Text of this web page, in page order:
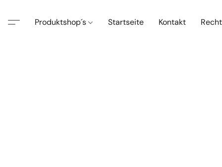
Produktshop´s Startseite Kontakt